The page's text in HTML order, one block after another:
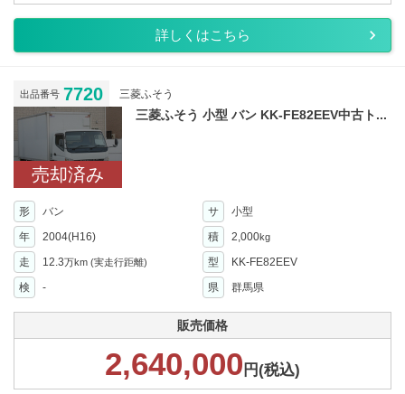
詳しくはこちら
出品番号 7720 三菱ふそう
売却済み
三菱ふそう 小型 バン KK-FE82EEV中古ト...
形 バン サ
小型
年
2004(H16) 積 2,000kg
走 12.3万km (実走行距離) 型
KK-FE82EEV
検
- 県 群馬県
販売価格
2,640,000 円(税込)